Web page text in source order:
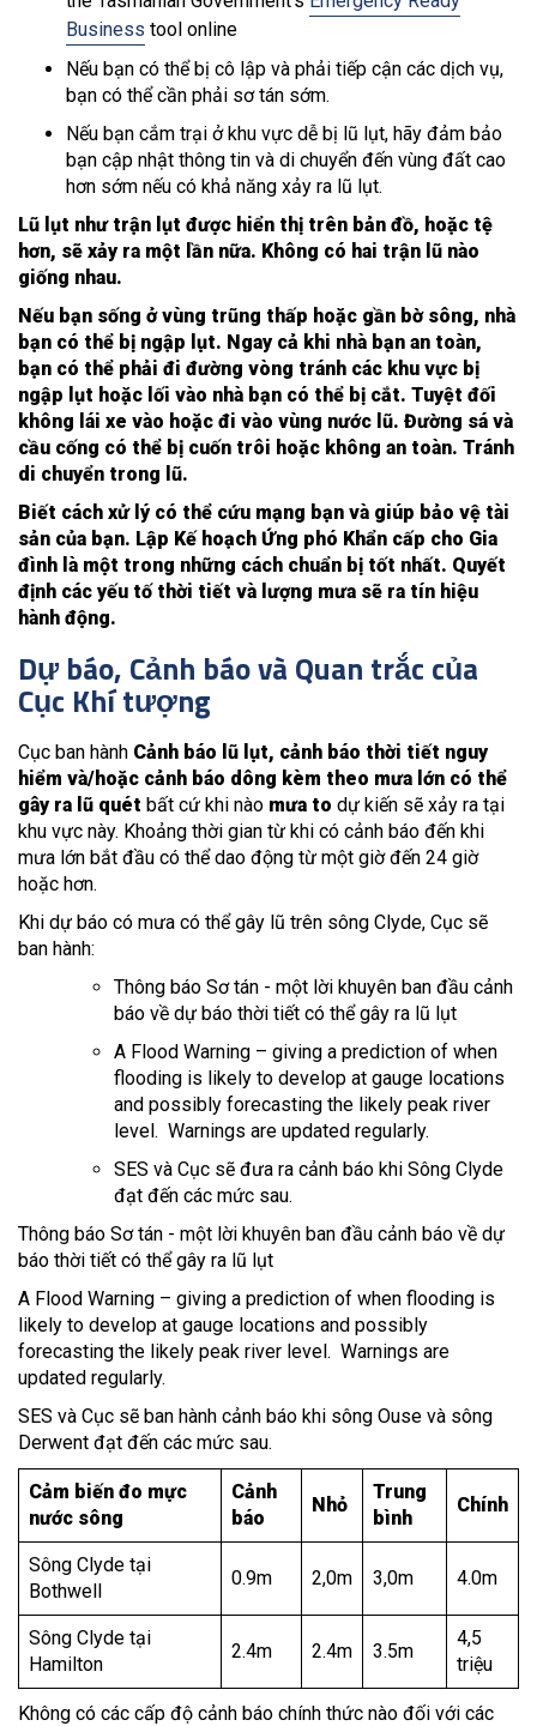
Business tool online
Nếu bạn có thể bị cô lập và phải tiếp cận các dịch vụ,
bạn có thể cần phải sơ tán sớm.
Nếu bạn cắm trại ở khu vực dễ bị lũ lụt, hãy đảm bảo
bạn cập nhật thông tin và di chuyển đến vùng đất cao
hơn sớm nếu có khả năng xảy ra lũ lụt.
Lũ lụt như trận lụt được hiển thị trên bản đồ, hoặc tệ
hơn, sẽ xảy ra một lần nữa. Không có hai trận lũ nào
giống nhau.
Nếu bạn sống ở vùng trũng thấp hoặc gần bờ sông, nhà
bạn có thể bị ngập lụt. Ngay cả khi nhà bạn an toàn,
bạn có thể phải đi đường vòng tránh các khu vực bị
ngập lụt hoặc lối vào nhà bạn có thể bị cắt. Tuyệt đối
không lái xe vào hoặc đi vào vùng nước lũ. Đường sá và
cầu cống có thể bị cuốn trôi hoặc không an toàn. Tránh
di chuyển trong lũ.
Biết cách xử lý có thể cứu mạng bạn và giúp bảo vệ tài
sản của bạn. Lập Kế hoạch Ứng phó Khẩn cấp cho Gia
đình là một trong những cách chuẩn bị tốt nhất. Quyết
định các yếu tố thời tiết và lượng mưa sẽ ra tín hiệu
hành động.
Dự báo, Cảnh báo và Quan trắc của
Cục Khí tượng
Cục ban hành Cảnh báo lũ lụt, cảnh báo thời tiết nguy
hiểm và/hoặc cảnh báo dông kèm theo mưa lớn có thể
gây ra lũ quét bất cứ khi nào mưa to dự kiến sẽ xảy ra tại
khu vực này. Khoảng thời gian từ khi có cảnh báo đến khi
mưa lớn bắt đầu có thể dao động từ một giờ đến 24 giờ
hoặc hơn.
Khi dự báo có mưa có thể gây lũ trên sông Clyde, Cục sẽ
ban hành:
Thông báo Sơ tán - một lời khuyên ban đầu cảnh
báo về dự báo thời tiết có thể gây ra lũ lụt
A Flood Warning – giving a prediction of when
flooding is likely to develop at gauge locations
and possibly forecasting the likely peak river
level. Warnings are updated regularly.
SES và Cục sẽ đưa ra cảnh báo khi Sông Clyde
đạt đến các mức sau.
Thông báo Sơ tán - một lời khuyên ban đầu cảnh báo về dự
báo thời tiết có thể gây ra lũ lụt
A Flood Warning – giving a prediction of when flooding is
likely to develop at gauge locations and possibly
forecasting the likely peak river level. Warnings are
updated regularly.
SES và Cục sẽ ban hành cảnh báo khi sông Ouse và sông
Derwent đạt đến các mức sau.
Cảm biến đo mực
nước sông
Cảnh
báo
Nhỏ
Trung
bình
Chính
Sông Clyde tại
Bothwell
0.9m 2,0m 3,0m 4.0m
Sông Clyde tại
Hamilton
2.4m 2.4m 3.5m
4,5
triệu
Không có các cấp độ cảnh báo chính thức nào đối với các